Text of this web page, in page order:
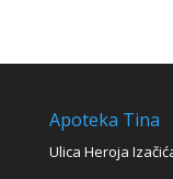
Apoteka Tina
Ulica Heroja